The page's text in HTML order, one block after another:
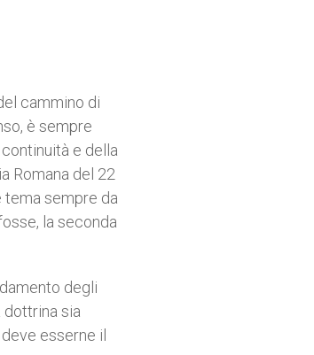
cammino di
è sempre
e della
Romana del 22
tema sempre da
la seconda
degli
sia
esserne il